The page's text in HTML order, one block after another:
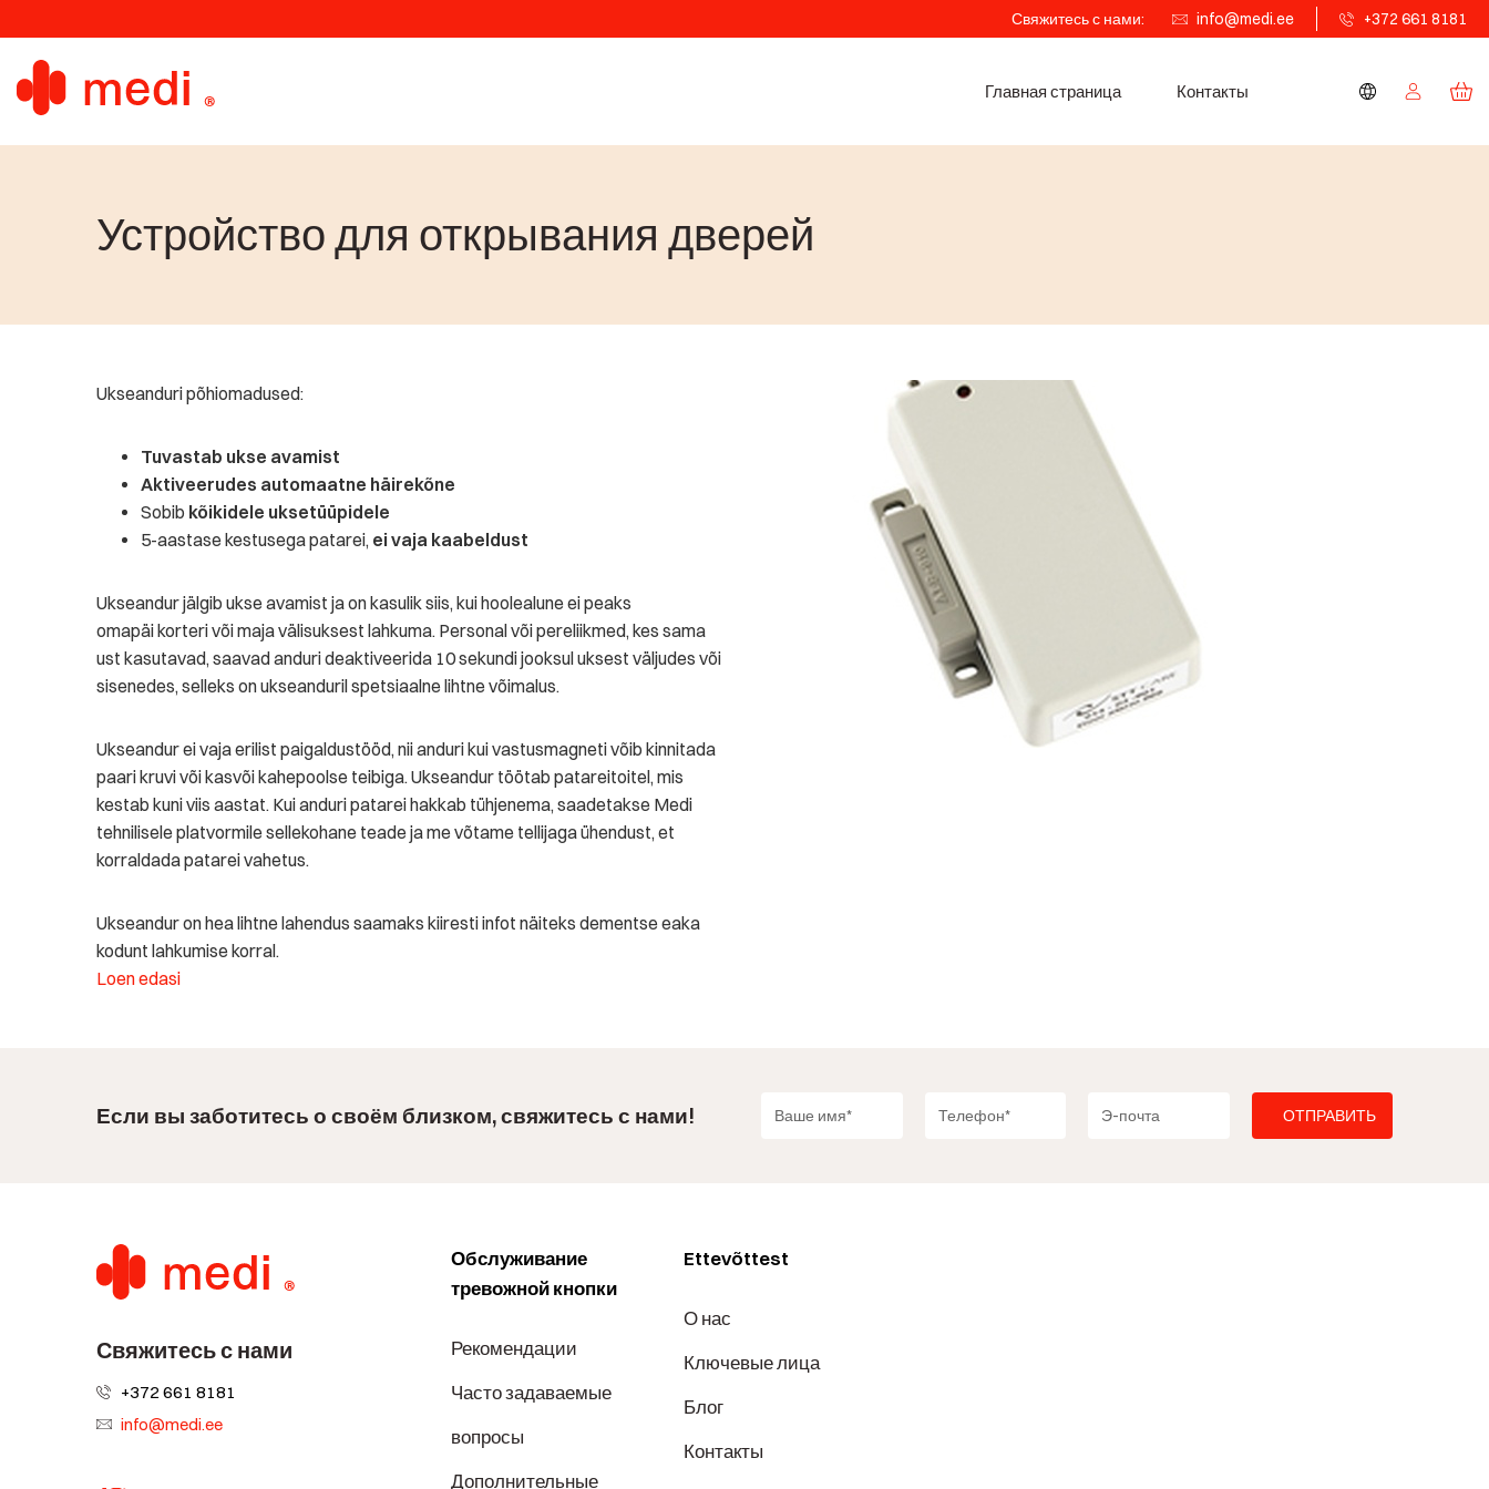
Свяжитесь с нами: info@medi.ee +372 661 8181
Главная страница Контакты
Устройство для открывания дверей
Ukseanduri põhiomadused:
Tuvastab ukse avamist
Aktiveerudes automaatne häirekõne
Sobib kõikidele uksetüüpidele
5-aastase kestusega patarei, ei vaja kaabeldust
Ukseandur jälgib ukse avamist ja on kasulik siis, kui hoolealune ei peaks
omapäi korteri või maja välisuksest lahkuma. Personal või pereliikmed, kes sama
ust kasutavad, saavad anduri deaktiveerida 10 sekundi jooksul uksest väljudes või
sisenedes, selleks on ukseanduril spetsiaalne lihtne võimalus.
Ukseandur ei vaja erilist paigaldustööd, nii anduri kui vastusmagneti võib kinnitada
paari kruvi või kasvõi kahepoolse teibiga. Ukseandur töötab patareitoitel, mis
kestab kuni viis aastat. Kui anduri patarei hakkab tühjenema, saadetakse Medi
tehnilisele platvormile sellekohane teade ja me võtame tellijaga ühendust, et
korraldada patarei vahetus.
Ukseandur on hea lihtne lahendus saamaks kiiresti infot näiteks dementse eaka
kodunt lahkumise korral.
Loen edasi
Если вы заботитесь о своём близком, свяжитесь с нами!
Свяжитесь с нами
+372 661 8181
info@medi.ee
Обслуживание
тревожной кнопки
Рекомендации
Часто задаваемые
вопросы
Дополнительные
Ettevõttest
О нас
Ключевые лица
Блог
Контакты